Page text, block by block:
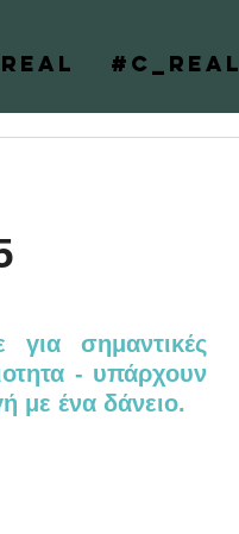
#C_Real
για σημαντικές
- υπάρχουν
με ένα δάνειο.